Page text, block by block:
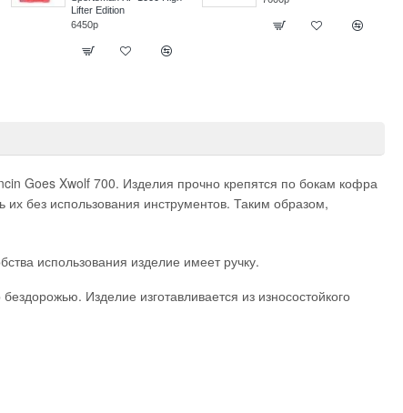
Goes Xwolf 700. Изделия прочно крепятся по бокам кофра
без использования инструментов. Таким образом,
использования изделие имеет ручку.
Изделие изготавливается из износостойкого